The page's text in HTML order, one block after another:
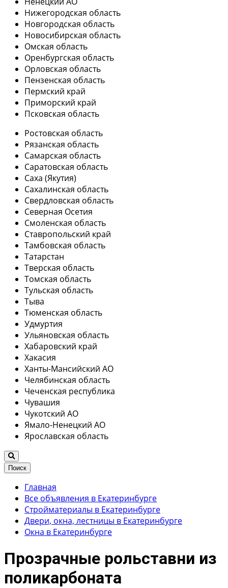
Нижегородская область
Новгородская область
Новосибирская область
Омская область
Оренбургская область
Орловская область
Пензенская область
Пермский край
Приморский край
Псковская область
Ростовская область
Рязанская область
Самарская область
Саратовская область
Саха (Якутия)
Сахалинская область
Свердловская область
Северная Осетия
Смоленская область
Ставропольский край
Тамбовская область
Татарстан
Тверская область
Томская область
Тульская область
Тыва
Тюменская область
Удмуртия
Ульяновская область
Хабаровский край
Хакасия
Ханты-Мансийский АО
Челябинская область
Чеченская республика
Чувашия
Чукотский АО
Ямало-Ненецкий АО
Ярославская область
Поиск
Главная
Все объявления в Екатеринбурге
Стройматериалы в Екатеринбурге
Двери, окна, лестницы в Екатеринбурге
Окна в Екатеринбурге
Прозрачные рольставни из
поликарбоната